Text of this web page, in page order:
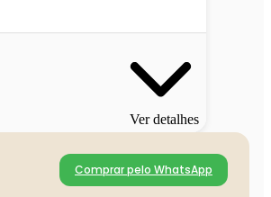
Ver detalhes
Comprar pelo WhatsApp